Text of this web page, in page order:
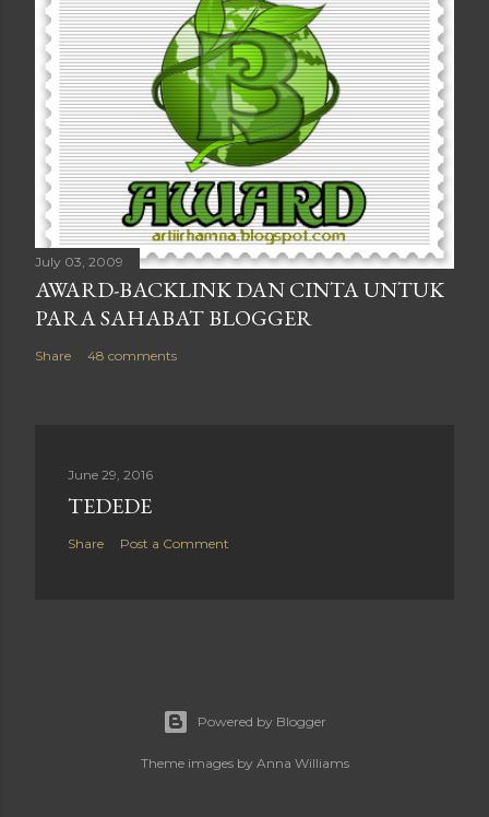
July 03, 2009
AWARD-BACKLINK DAN CINTA UNTUK
PARA SAHABAT BLOGGER
Share 48 comments
June 29, 2016
TEDEDE
Share Post a Comment
Powered by Blogger
Theme images by Anna Williams